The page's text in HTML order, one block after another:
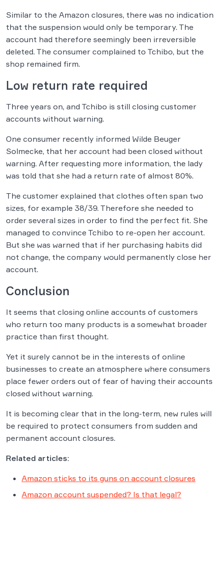
Similar to the Amazon closures, there was no indication
that the suspension would only be temporary. The
account had therefore seemingly been irreversible
deleted. The consumer complained to Tchibo, but the
shop remained firm.
Low return rate required
Three years on, and Tchibo is still closing customer
accounts without warning.
One consumer recently informed Wilde Beuger
Solmecke, that her account had been closed without
warning. After requesting more information, the lady
was told that she had a return rate of almost 80%.
The customer explained that clothes often span two
sizes, for example 38/39. Therefore she needed to
order several sizes in order to find the perfect fit. She
managed to convince Tchibo to re-open her account.
But she was warned that if her purchasing habits did
not change, the company would permanently close her
account.
Conclusion
It seems that closing online accounts of customers
who return too many products is a somewhat broader
practice than first thought.
Yet it surely cannot be in the interests of online
businesses to create an atmosphere where consumers
place fewer orders out of fear of having their accounts
closed without warning.
It is becoming clear that in the long-term, new rules will
be required to protect consumers from sudden and
permanent account closures.
Related articles:
Amazon sticks to its guns on account closures
Amazon account suspended? Is that legal?